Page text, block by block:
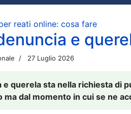
reati online: cosa fare
e
27 Luglio 2026
querela sta nella richiesta di
dal momento in cui se ne